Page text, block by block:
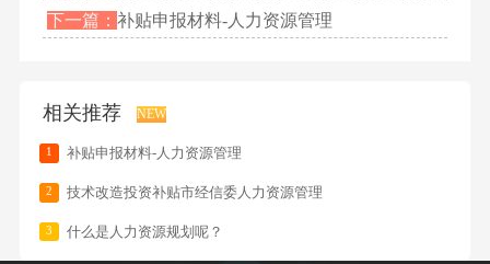
下一篇：补贴申报材料-人力资源管理
相关推荐 NEW
1 补贴申报材料-人力资源管理
2 技术改造投资补贴市经信委人力资源管理
3 什么是人力资源规划呢？